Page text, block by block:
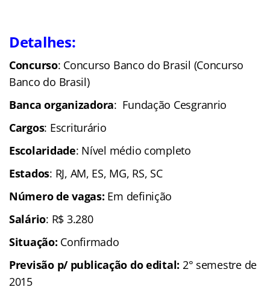
Detalhes:
Concurso: Concurso Banco do Brasil (Concurso
Banco do Brasil)
Banca organizadora: Fundação Cesgranrio
Cargos: Escriturário
Escolaridade: Nível médio completo
Estados: RJ, AM, ES, MG, RS, SC
Número de vagas: Em definição
Salário: R$ 3.280
Situação: Confirmado
Previsão p/ publicação do edital: 2° semestre de
2015